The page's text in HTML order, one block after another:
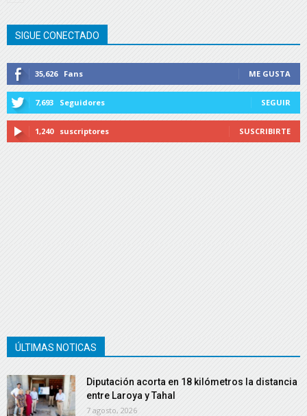
SIGUE CONECTADO
35,626 Fans ME GUSTA
7,693 Seguidores SEGUIR
1,240 suscriptores SUSCRIBIRTE
ÚLTIMAS NOTICAS
Diputación acorta en 18 kilómetros la distancia
entre Laroya y Tahal
7 agosto, 2026